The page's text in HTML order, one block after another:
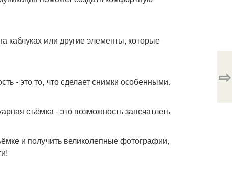
каблуках или другие элементы, которые
- это то, что сделает снимки особенными.
съёмка - это возможность запечатлеть
и получить великолепные фотографии,
⇨